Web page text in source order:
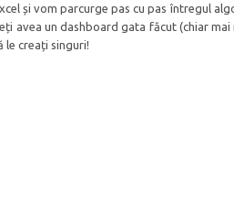
și vom parcurge pas cu pas întregul
avea un dashboard gata făcut (chiar mai
le creați singuri!